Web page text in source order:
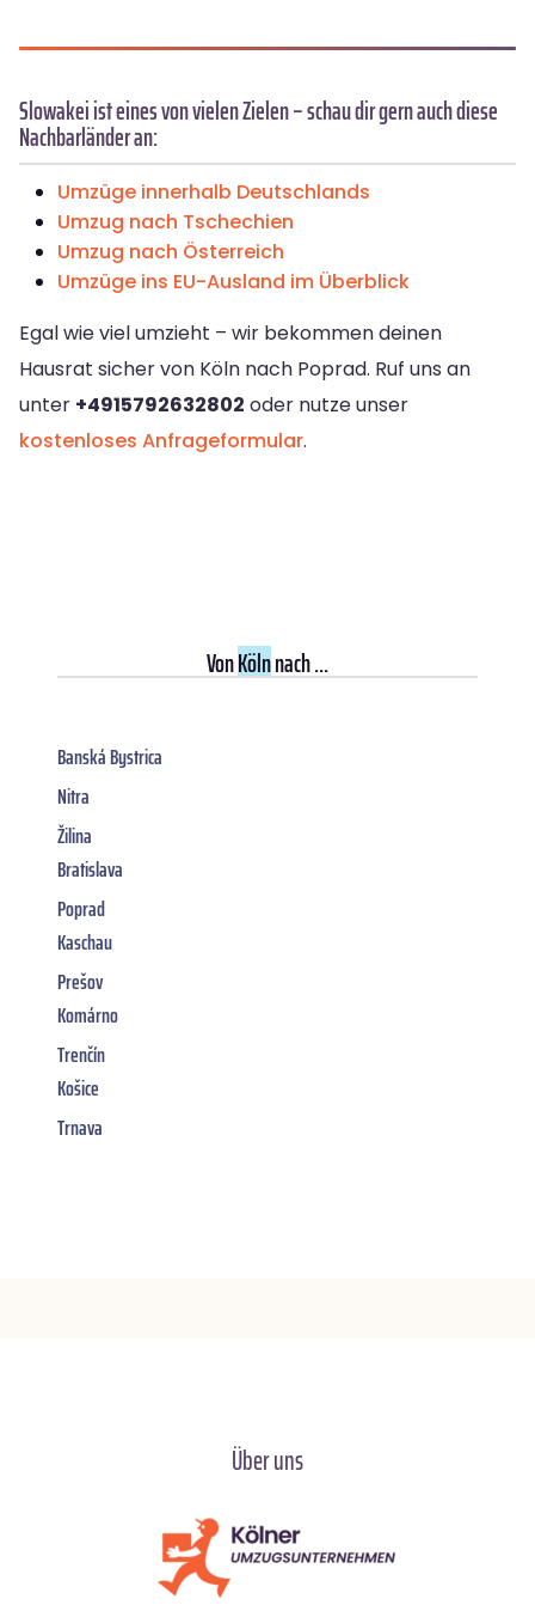
Slowakei ist eines von vielen Zielen – schau dir gern auch diese
Nachbarländer an:
Umzüge innerhalb Deutschlands
Umzug nach Tschechien
Umzug nach Österreich
Umzüge ins EU-Ausland im Überblick
Egal wie viel umzieht – wir bekommen deinen
Hausrat sicher von Köln nach Poprad. Ruf uns an
unter +4915792632802 oder nutze unser
kostenloses Anfrageformular.
VonKölnnach ...
Banská Bystrica
Nitra
Žilina
Bratislava
Poprad
Kaschau
Prešov
Komárno
Trenčín
Košice
Trnava
Über uns